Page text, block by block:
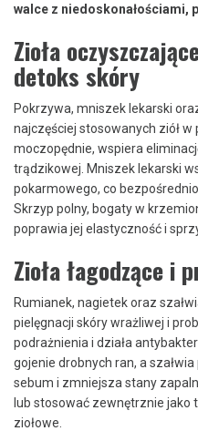
walce z niedoskonałościami,
Zioła
detoks skóry
Pokrzywa, mniszek lekarski
najczęściej stosowanych ziół w
moczopędnie, wspiera
trądzikowej. Mniszek lekarski
pokarmowego, co
Skrzyp polny, bogaty w
poprawia jej elastyczność i
Zioła łagodzące i
Rumianek, nagietek oraz
pielęgnacji skóry wrażliwej i
podrażnienia i działa
gojenie drobnych ran, a
sebum i zmniejsza stany
lub stosować zewnętrznie jako
ziołowe.